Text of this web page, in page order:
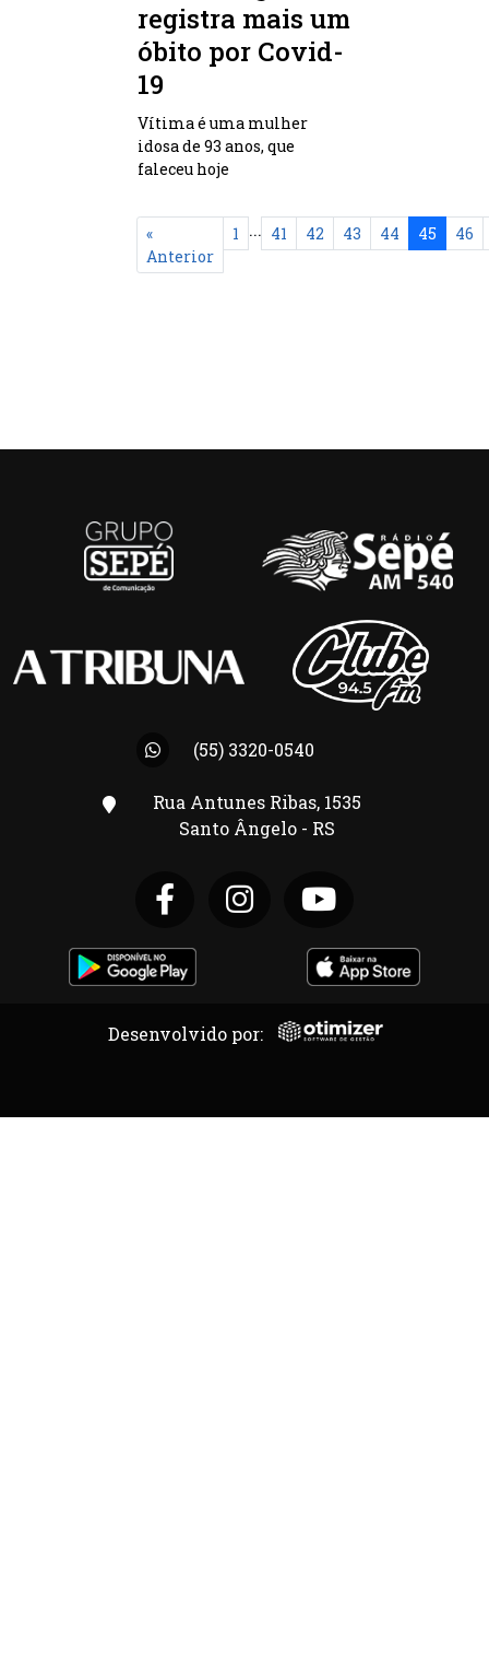
registra mais um
óbito por Covid-
19
Vítima é uma mulher
idosa de 93 anos, que
faleceu hoje
«
Anterior
1 ... 41 42 43 44 45 46
(55) 3320-0540
Rua Antunes Ribas, 1535
Santo Ângelo - RS
Desenvolvido por: